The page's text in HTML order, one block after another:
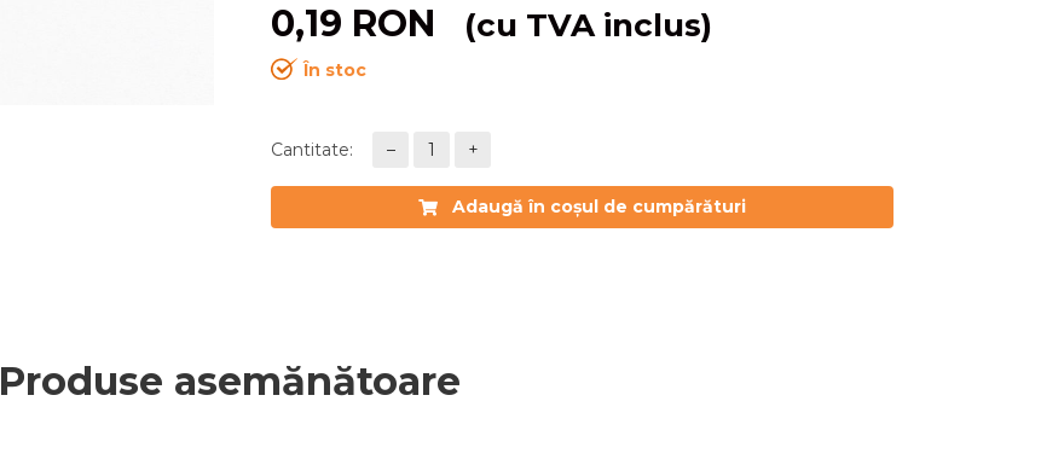
0,19 RON (cu TVA inclus)
În stoc
Cantitate: – 1 +
Adaugă în coșul de cumpărături
Produse asemănătoare